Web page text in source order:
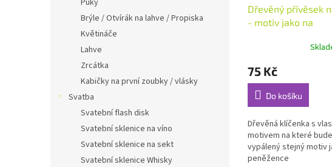
Brýle / Otvírák na lahve / Propiska
Květináče
Lahve
Zrcátka
Kabičky na první zoubky / vlásky
Svatba
Svatební flash disk
Svatební sklenice na víno
Svatební sklenice na sekt
Svatební sklenice Whisky
Dřevěný přívěsek
- motiv jako na
produktu
je
5,0
z
5
hvězdiček.
75 Kč
Do košíku
Dřevěná klíčenka s
motivem na které bude
vypálený stejný motiv
peněžence